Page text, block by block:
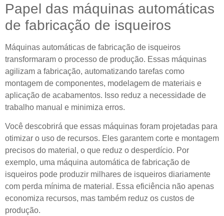
Papel das máquinas automáticas
de fabricação de isqueiros
Máquinas automáticas de fabricação de isqueiros
transformaram o processo de produção. Essas máquinas
agilizam a fabricação, automatizando tarefas como
montagem de componentes, modelagem de materiais e
aplicação de acabamentos. Isso reduz a necessidade de
trabalho manual e minimiza erros.
Você descobrirá que essas máquinas foram projetadas para
otimizar o uso de recursos. Eles garantem corte e montagem
precisos do material, o que reduz o desperdício. Por
exemplo, uma máquina automática de fabricação de
isqueiros pode produzir milhares de isqueiros diariamente
com perda mínima de material. Essa eficiência não apenas
economiza recursos, mas também reduz os custos de
produção.